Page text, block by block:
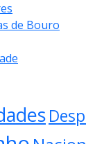
de Bouro